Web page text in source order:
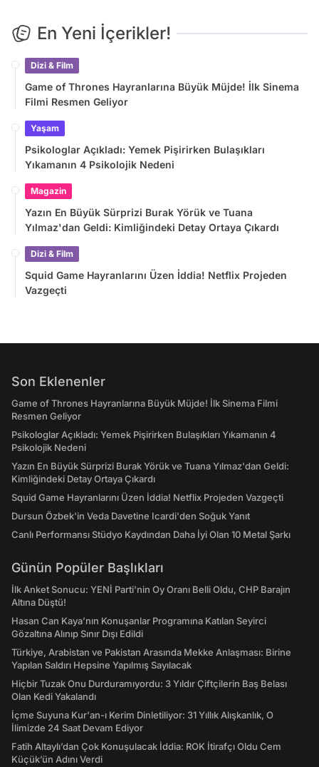
En Yeni İçerikler!
Dizi & Film
Game of Thrones Hayranlarına Büyük Müjde! İlk Sinema
Filmi Resmen Geliyor
Yaşam
Psikologlar Açıkladı: Yemek Pişirirken Bulaşıkları
Yıkamanın 4 Psikolojik Nedeni
Magazin
Yazın En Büyük Sürprizi Burak Yörük ve Tuana
Yılmaz'dan Geldi: Kimliğindeki Detay Ortaya Çıkardı
Dizi & Film
Squid Game Hayranlarını Üzen İddia! Netflix Projeden
Vazgeçti
Son Eklenenler
Game of Thrones Hayranlarına Büyük Müjde! İlk Sinema Filmi
Resmen Geliyor
Psikologlar Açıkladı: Yemek Pişirirken Bulaşıkları Yıkamanın 4
Psikolojik Nedeni
Yazın En Büyük Sürprizi Burak Yörük ve Tuana Yılmaz'dan Geldi:
Kimliğindeki Detay Ortaya Çıkardı
Squid Game Hayranlarını Üzen İddia! Netflix Projeden Vazgeçti
Dursun Özbek'in Veda Davetine Icardi'den Soğuk Yanıt
Canlı Performansı Stüdyo Kaydından Daha İyi Olan 10 Metal Şarkı
Günün Popüler Başlıkları
İlk Anket Sonucu: YENİ Parti'nin Oy Oranı Belli Oldu, CHP Barajın
Altına Düştü!
Hasan Can Kaya’nın Konuşanlar Programına Katılan Seyirci
Gözaltına Alınıp Sınır Dışı Edildi
Türkiye, Arabistan ve Pakistan Arasında Mekke Anlaşması: Birine
Yapılan Saldırı Hepsine Yapılmış Sayılacak
Hiçbir Tuzak Onu Durduramıyordu: 3 Yıldır Çiftçilerin Baş Belası
Olan Kedi Yakalandı
İçme Suyuna Kur'an-ı Kerim Dinletiliyor: 31 Yıllık Alışkanlık, O
İlimizde 24 Saat Devam Ediyor
Fatih Altaylı’dan Çok Konuşulacak İddia: ROK İtirafçı Oldu Cem
Küçük’ün Adını Verdi